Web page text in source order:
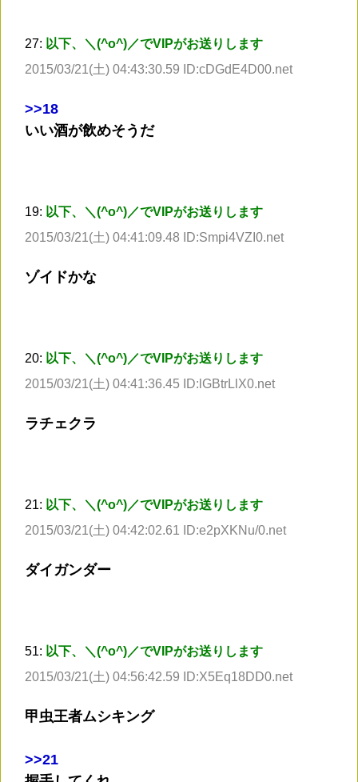
27: 以下、＼(^o^)／でVIPがお送りします
2015/03/21(土) 04:43:30.59 ID:cDGdE4D00.net
>>18
いい酒が飲めそうだ
19: 以下、＼(^o^)／でVIPがお送りします
2015/03/21(土) 04:41:09.48 ID:Smpi4VZI0.net
ゾイドかな
20: 以下、＼(^o^)／でVIPがお送りします
2015/03/21(土) 04:41:36.45 ID:lGBtrLlX0.net
ラチェクラ
21: 以下、＼(^o^)／でVIPがお送りします
2015/03/21(土) 04:42:02.61 ID:e2pXKNu/0.net
ダイガンダー
51: 以下、＼(^o^)／でVIPがお送りします
2015/03/21(土) 04:56:42.59 ID:X5Eq18DD0.net
甲虫王者ムシキング
>>21